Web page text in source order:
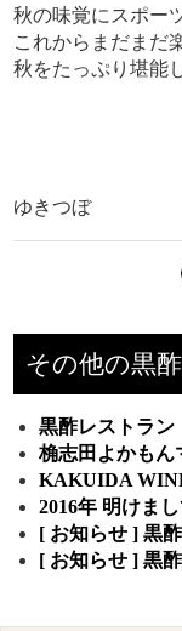
秋の味覚にスポー
これからまだまだ
秋をたっぷり堪能
ゆきつぼ
その他の黒
黒酢レストラン
桷志田よかもん
KAKUIDA
2016年 明けま
[ お知らせ ] 黒
[ お知らせ ] 黒